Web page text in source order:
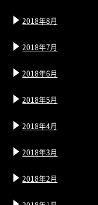
2018年8月
2018年7月
2018年6月
2018年5月
2018年4月
2018年3月
2018年2月